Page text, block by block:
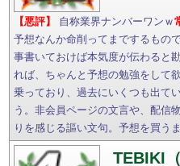
【悪評】 自称業界ナンバーワンｗ
予想なんか命削ってまでするもの
事書いておけば本気度が伝わると
れば、ちゃんと予想の勉強をして
乗っており、過去にいくつも出て
う。非会員ページの文言や、配信
りを感じる謳い文句。予想を買う
TEBIKI